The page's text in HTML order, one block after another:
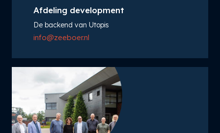
Afdeling development
De backend van Utopis
info@zeeboer.nl